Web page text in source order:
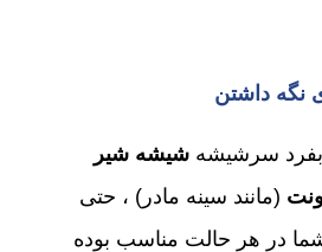
نگه داشتن
سرشیشهشیشه شیر
(مانند سینه مادر) ، حتی
در هر حالت مناسب بوده